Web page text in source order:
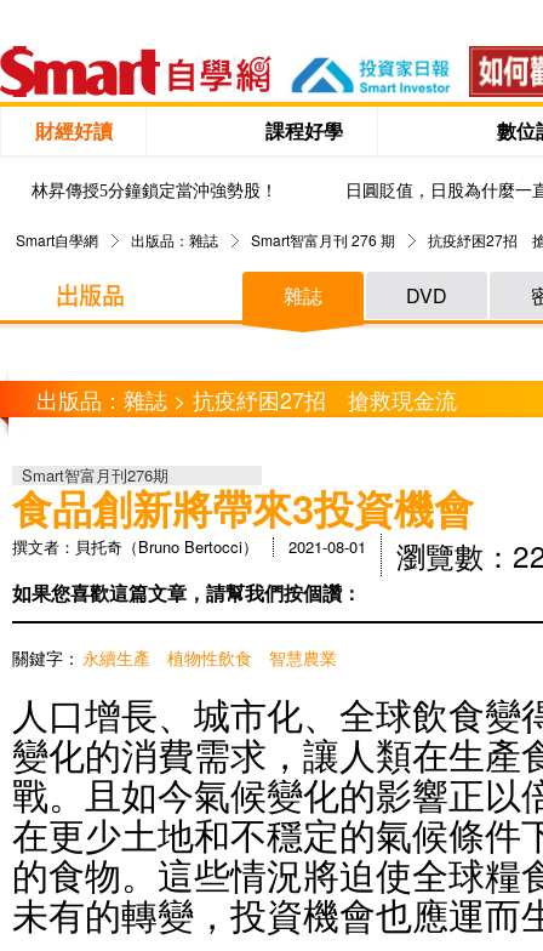
財經好讀 課程好學 數位
林昇傳授5分鐘鎖定當沖強勢股！ 日圓貶值，日股為什麼一
Smart自學網 出版品：雜誌 Smart智富月刊 276 期 抗疫紓困27招
雜誌 DVD
出版品：雜誌 > 抗疫紓困27招 搶救現金流
Smart智富月刊276期
食品創新將帶來3投資機會
撰文者：貝托奇（Bruno Bertocci） 2021-08-01 瀏覽數：
如果您喜歡這篇文章，請幫我們按個讚：
關鍵字： 永續生產 植物性飲食 智慧農業
人口增長、城市化、全球飲食變
變化的消費需求，讓人類在生產
戰。且如今氣候變化的影響正以
在更少土地和不穩定的氣候條件
的食物。這些情況將迫使全球糧
未有的轉變，投資機會也應運而